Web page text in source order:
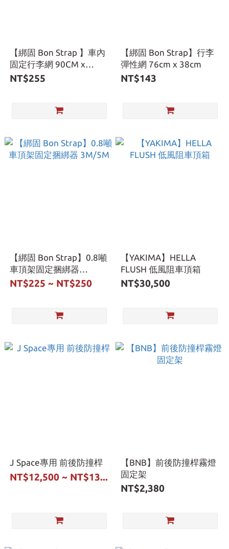
【綁固 Bon Strap 】車內
固定行李網 90CM x
40CM
NT$255
【綁固 Bon Strap】行李
彈性網 76cm x 38cm
NT$143
【綁固 Bon Strap】0.8噸
車頂架固定捆綁器
3M/5M
NT$225 ~ NT$250
【YAKIMA】HELLA
FLUSH 低風阻車頂箱
NT$30,500
J Space專用 前後防撞桿
NT$12,500 ~ NT$13...
【BNB】前後防撞桿霧燈
固定架
NT$2,380